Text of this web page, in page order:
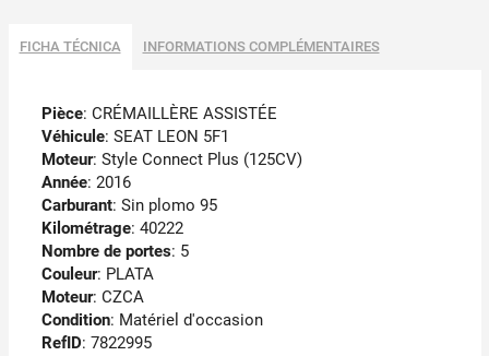
FICHA TÉCNICA INFORMATIONS COMPLÉMENTAIRES
Pièce: CRÉMAILLÈRE ASSISTÉE
Véhicule: SEAT LEON 5F1
Moteur: Style Connect Plus (125CV)
Année: 2016
Carburant: Sin plomo 95
Kilométrage: 40222
Nombre de portes: 5
Couleur: PLATA
Moteur: CZCA
Condition: Matériel d'occasion
RefID: 7822995